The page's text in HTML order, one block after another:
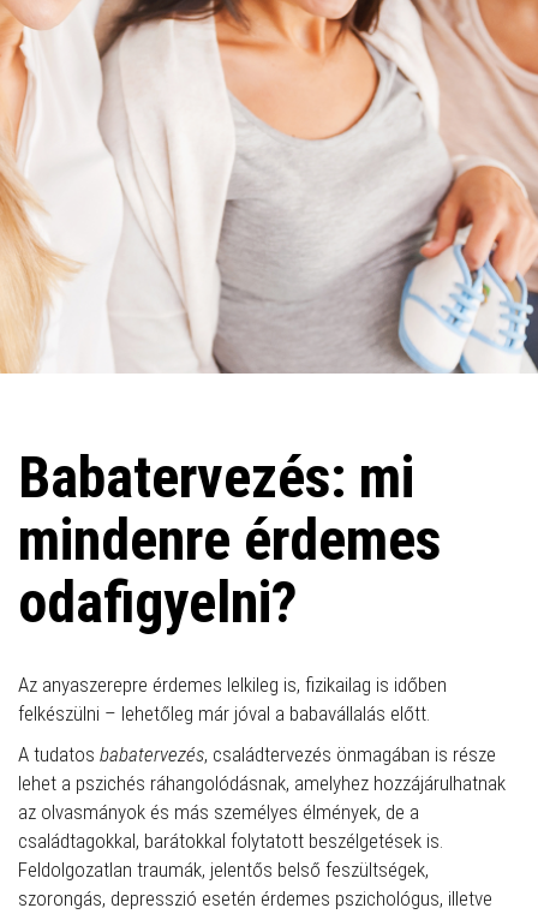
Babatervezés: mi
mindenre érdemes
odafigyelni?
Az anyaszerepre érdemes lelkileg is, fizikailag is időben
felkészülni – lehetőleg már jóval a babavállalás előtt.
A tudatos babatervezés, családtervezés önmagában is része
lehet a pszichés ráhangolódásnak, amelyhez hozzájárulhatnak
az olvasmányok és más személyes élmények, de a
családtagokkal, barátokkal folytatott beszélgetések is.
Feldolgozatlan traumák, jelentős belső feszültségek,
szorongás, depresszió esetén érdemes pszichológus, illetve